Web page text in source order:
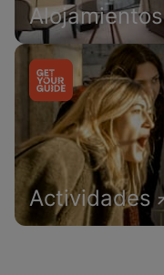
Alojamientos
Actividades